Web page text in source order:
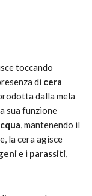
toccando
di cera
dalla mela
sua funzione
, mantenendo il
la cera agisce
e i parassiti,